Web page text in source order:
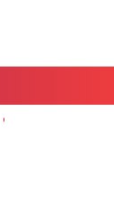
Kemendag Cabut